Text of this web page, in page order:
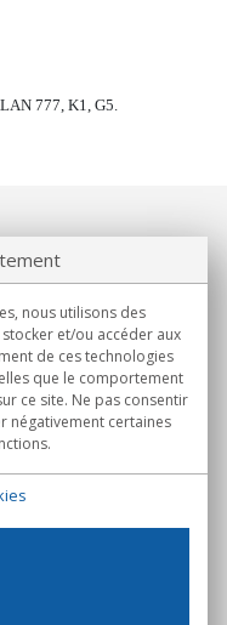
777, K1, G5.
Perpètua de Mogoda
nous utilisons des
et/ou accéder aux
de ces technologies
que le comportement
ce site. Ne pas consentir
négativement certaines